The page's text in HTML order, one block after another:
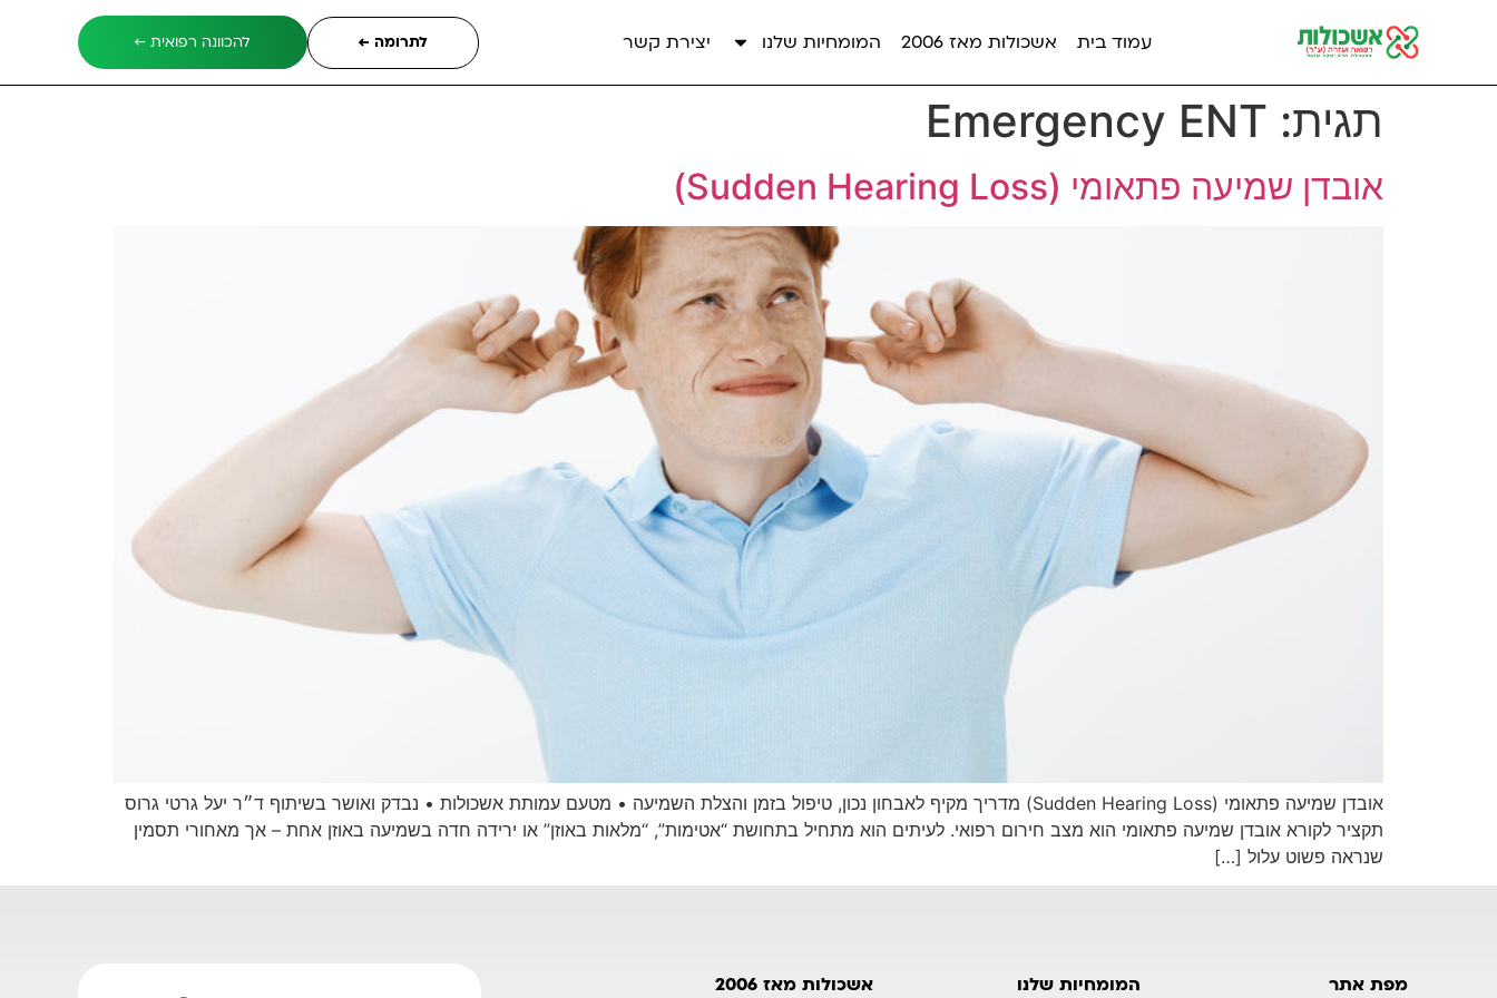
עמוד בית אשכולות מאז 2006 המומחיות שלנו יצירת קשר לתרומה ← להכוונה רפואית ←
תגית: Emergency ENT
אובדן שמיעה פתאומי (Sudden Hearing Loss)
אובדן שמיעה פתאומי (Sudden Hearing Loss) מדריך מקיף לאבחון נכון, טיפול בזמן והצלת השמיעה • מטעם עמותת אשכולות • נבדק ואושר בשיתוף ד״ר יעל גרטי גרוס
תקציר לקורא אובדן שמיעה פתאומי הוא מצב חירום רפואי. לעיתים הוא מתחיל בתחושת “אטימות”, “מלאות באוזן” או ירידה חדה בשמיעה באוזן אחת – אך מאחורי תסמין
שנראה פשוט עלול […]
מפת אתר המומחיות שלנו
אשכולות מאז 2006